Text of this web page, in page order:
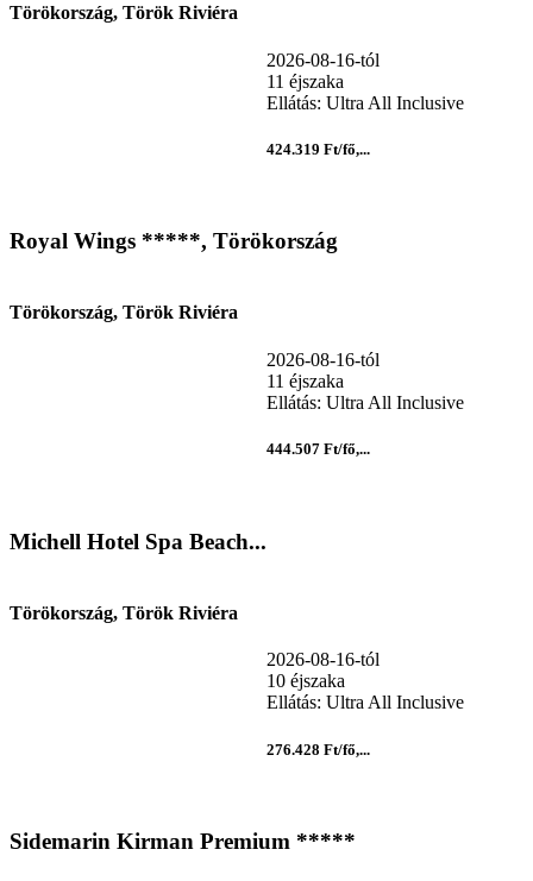
Törökország, Török Riviéra
2026-08-16-tól
11 éjszaka
Ellátás: Ultra All Inclusive
424.319 Ft/fő,...
Royal Wings *****, Törökország
Törökország, Török Riviéra
2026-08-16-tól
11 éjszaka
Ellátás: Ultra All Inclusive
444.507 Ft/fő,...
Michell Hotel Spa Beach...
Törökország, Török Riviéra
2026-08-16-tól
10 éjszaka
Ellátás: Ultra All Inclusive
276.428 Ft/fő,...
Sidemarin Kirman Premium *****